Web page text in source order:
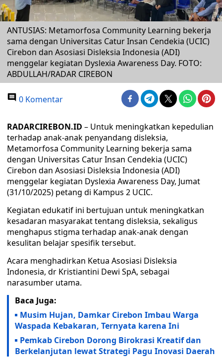
ANTUSIAS: Metamorfosa Community Learning bekerja
sama dengan Universitas Catur Insan Cendekia (UCIC)
Cirebon dan Asosiasi Disleksia Indonesia (ADI)
menggelar kegiatan Dyslexia Awareness Day. FOTO:
ABDULLAH/RADAR CIREBON
0 Komentar
RADARCIREBON.ID – Untuk meningkatkan kepedulian
terhadap anak-anak penyandang disleksia,
Metamorfosa Community Learning bekerja sama
dengan Universitas Catur Insan Cendekia (UCIC)
Cirebon dan Asosiasi Disleksia Indonesia (ADI)
menggelar kegiatan Dyslexia Awareness Day, Jumat
(31/10/2025) petang di Kampus 2 UCIC.
Kegiatan edukatif ini bertujuan untuk meningkatkan
kesadaran masyarakat tentang disleksia, sekaligus
menghapus stigma terhadap anak-anak dengan
kesulitan belajar spesifik tersebut.
Acara menghadirkan Ketua Asosiasi Disleksia
Indonesia, dr Kristiantini Dewi SpA, sebagai
narasumber utama.
Baca Juga:
Musim Hujan, Damkar Cirebon Imbau Warga
Waspada Kebakaran, Ternyata karena Ini
Pemkab Cirebon Dorong Birokrasi Kreatif dan
Berkelanjutan lewat Strategi Pagu Inovasi Daerah